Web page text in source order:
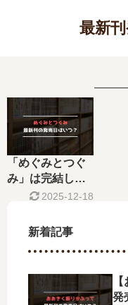
最新
「めぐみとつぐ
み」は完結し
た？最新刊8巻の
2025-12-18
新着記事
発